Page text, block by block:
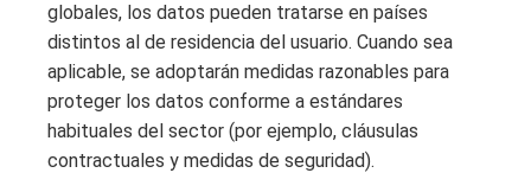
globales, los datos pueden tratarse en países
distintos al de residencia del usuario. Cuando sea
aplicable, se adoptarán medidas razonables para
proteger los datos conforme a estándares
habituales del sector (por ejemplo, cláusulas
contractuales y medidas de seguridad).